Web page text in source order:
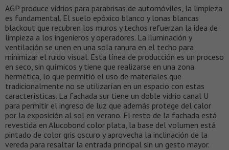
AGP produce vidrios para parabrisas de automóviles, la limpieza
es fundamental. El suelo epóxico blanco y lonas blancas
blackout que recubren los muros y techos refuerzan la idea de
limpieza a los ingenieros y operadores. La iluminación y
ventilación se unen en una sola ranura en el techo para
minimizar el ruido visual. Esta línea de producción es un proceso
en seco, sin químicos y tiene que realizarse en una zona
hermética, lo que permitió el uso de materiales que
tradicionalmente no se utilizarían en un espacio con estas
características. La fachada sur tiene un doble vidrio canal U
para permitir el ingreso de luz que además protege del calor
por la exposición al sol en verano. El resto de la fachada está
revestida en Alucobond color plata, la base del volumen está
pintado de color gris oscuro y aprovecha la inclinación de la
vereda para resaltar la entrada principal sin un gesto mayor.